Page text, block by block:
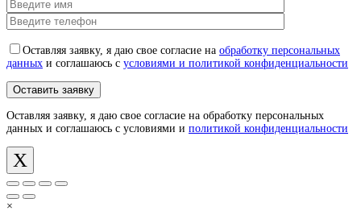
Оставляя заявку, я даю свое согласие на обработку персональных
данных и соглашаюсь с условиями и политикой конфиденциальности
Оставляя заявку, я даю свое согласие на обработку персональных
данных и соглашаюсь с условиями и политикой конфиденциальности
X
×